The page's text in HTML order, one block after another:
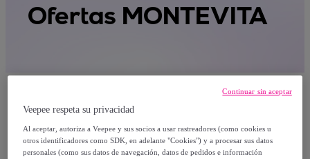
Ofertas MONTEVITA
Actualmente no hay productos disponibles.
Veepee respeta su privacidad
Al aceptar, autoriza a Veepee y sus socios a usar rastreadores (como cookies u
otros identificadores como SDK, en adelante "Cookies") y a procesar sus datos
personales (como sus datos de navegación, datos de pedidos e información
Continuar sin aceptar